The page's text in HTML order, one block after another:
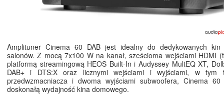
Amplituner Cinema 60 DAB jest idealny do dedykowanych kin
salonów. Z mocą 7x100 W na kanał, sześcioma wejściami HDMI
platformą streamingową HEOS Built-In i Audyssey MultEQ XT,
DAB+ i DTS:X oraz licznymi wejściami i wyjściami, w tym
przedwzmacniacza i dwoma wyjściami subwoofera, Cinema 60
doskonałą wydajność kina domowego.